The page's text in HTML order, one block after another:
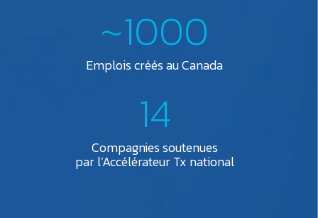
~1000
Emplois créés au Canada
14
Compagnies soutenues
par l’Accélérateur Tx national